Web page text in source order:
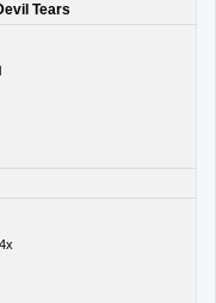
Tears